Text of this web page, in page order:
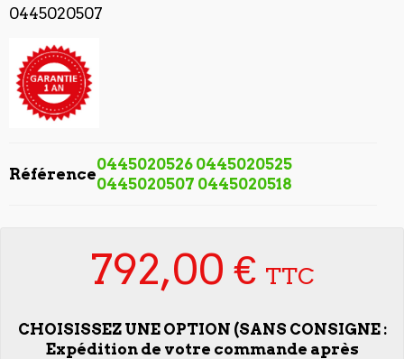
0445020507
Référence
0445020526 0445020525
0445020507 0445020518
792,00 € TTC
CHOISISSEZ UNE OPTION (SANS CONSIGNE :
Expédition de votre commande après